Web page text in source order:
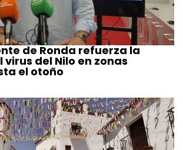
de Ronda refuerza la
del Nilo en zonas
el otoño